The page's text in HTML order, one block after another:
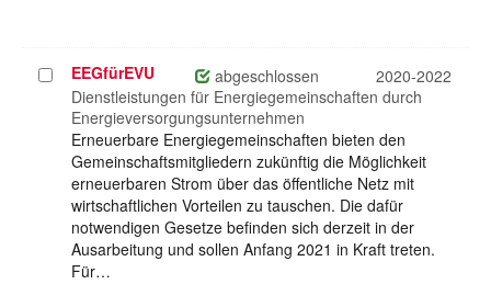
Projekt
auswählen
EEGfürEVU abgeschlossen
2020-2022
Dienstleistungen für Energiegemeinschaften durch
Energieversorgungsunternehmen
Erneuerbare Energiegemeinschaften bieten den
Gemeinschaftsmitgliedern zukünftig die Möglichkeit
erneuerbaren Strom über das öffentliche Netz mit
wirtschaftlichen Vorteilen zu tauschen. Die dafür
notwendigen Gesetze befinden sich derzeit in der
Ausarbeitung und sollen Anfang 2021 in Kraft treten.
Für…